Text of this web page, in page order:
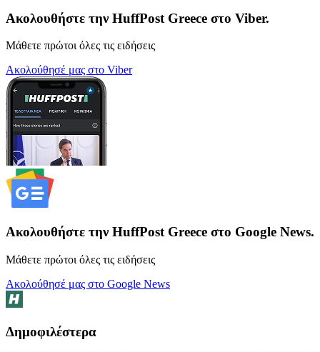
Ακολουθήστε την HuffPost Greece στο Viber.
Μάθετε πρώτοι όλες τις ειδήσεις
Ακολούθησέ μας στο Viber
Ακολουθήστε την HuffPost Greece στο Google News.
Μάθετε πρώτοι όλες τις ειδήσεις
Ακολούθησέ μας στο Google News
Δημοφιλέστερα